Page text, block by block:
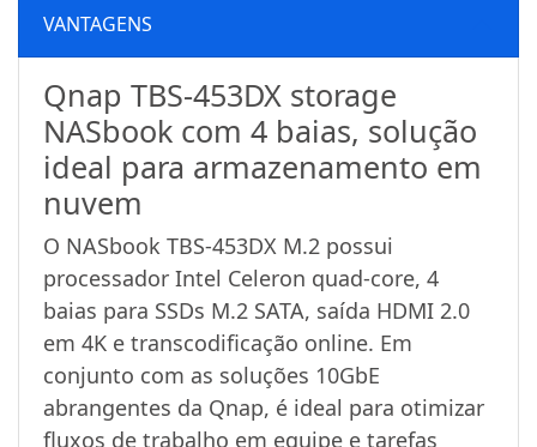
VANTAGENS
Qnap TBS-453DX storage
NASbook com 4 baias, solução
ideal para armazenamento em
nuvem
O NASbook TBS-453DX M.2 possui
processador Intel Celeron quad-core, 4
baias para SSDs M.2 SATA, saída HDMI 2.0
em 4K e transcodificação online. Em
conjunto com as soluções 10GbE
abrangentes da Qnap, é ideal para otimizar
fluxos de trabalho em equipe e tarefas